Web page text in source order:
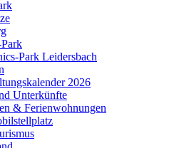
Park Leidersbach
2026
Unterkünfte
& Ferienwohnungen